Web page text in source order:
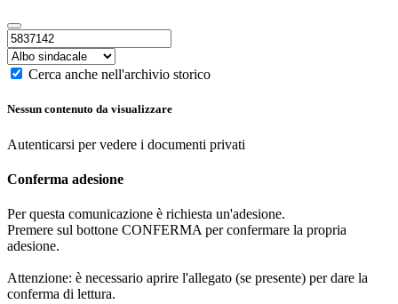
Cerca anche nell'archivio storico
Nessun contenuto da visualizzare
Autenticarsi per vedere i documenti privati
Conferma adesione
Per questa comunicazione è richiesta un'adesione.
Premere sul bottone CONFERMA per confermare la propria
adesione.
Attenzione: è necessario aprire l'allegato (se presente) per dare la
conferma di lettura.